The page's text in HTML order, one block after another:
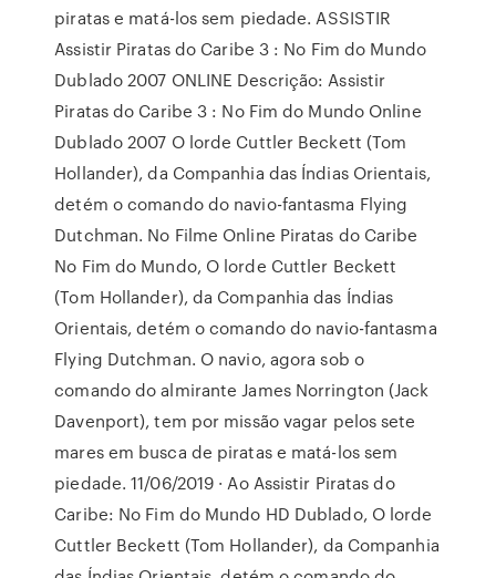
piratas e matá-los sem piedade. ASSISTIR
Assistir Piratas do Caribe 3 : No Fim do Mundo
Dublado 2007 ONLINE Descrição: Assistir
Piratas do Caribe 3 : No Fim do Mundo Online
Dublado 2007 O lorde Cuttler Beckett (Tom
Hollander), da Companhia das Índias Orientais,
detém o comando do navio-fantasma Flying
Dutchman. No Filme Online Piratas do Caribe
No Fim do Mundo, O lorde Cuttler Beckett
(Tom Hollander), da Companhia das Índias
Orientais, detém o comando do navio-fantasma
Flying Dutchman. O navio, agora sob o
comando do almirante James Norrington (Jack
Davenport), tem por missão vagar pelos sete
mares em busca de piratas e matá-los sem
piedade. 11/06/2019 · Ao Assistir Piratas do
Caribe: No Fim do Mundo HD Dublado, O lorde
Cuttler Beckett (Tom Hollander), da Companhia